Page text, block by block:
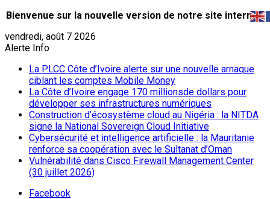
Bienvenue sur la nouvelle version de notre site internet.
vendredi, août 7 2026
Alerte Info
La PLCC Côte d’Ivoire alerte sur une nouvelle arnaque
ciblant les comptes Mobile Money
La Côte d’Ivoire engage 170 millionsde dollars pour
développer ses infrastructures numériques
Construction d’écosystème cloud au Nigéria : la NITDA
signe la National Sovereign Cloud Initiative
Cybersécurité et intelligence artificielle : la Mauritanie
renforce sa coopération avec le Sultanat d’Oman
Vulnérabilité dans Cisco Firewall Management Center
(30 juillet 2026)
Facebook